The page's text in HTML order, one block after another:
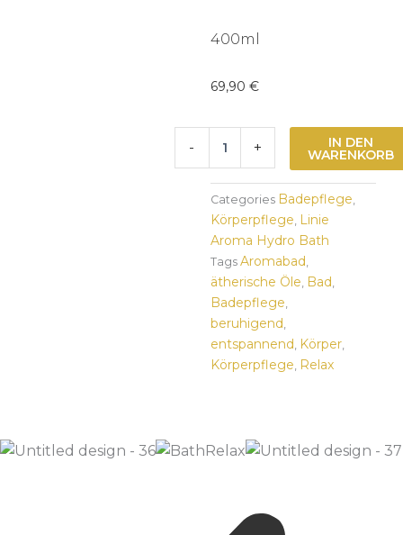
400ml
69,90 €
-
Hydro
Bath
Menge
+ IN DEN
WARENKORB
Categories Badepflege,
Körperpflege, Linie
Aroma Hydro Bath
Tags Aromabad,
ätherische Öle, Bad,
Badepflege,
beruhigend,
entspannend, Körper,
Körperpflege, Relax